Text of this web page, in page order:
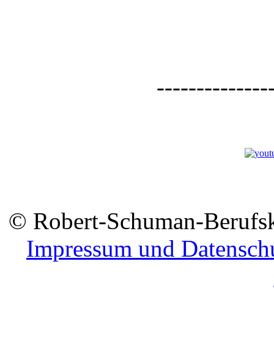
© Robert-Schuman-
Impressum und